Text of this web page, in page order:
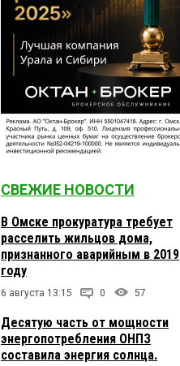
СВЕЖИЕ НОВОСТИ
В Омске прокуратура требует
расселить жильцов дома,
признанного аварийным в 2019
году
6 августа 13:15 0 57
Десятую часть от мощности
энергопотребления ОНПЗ
составила энергия солнца.